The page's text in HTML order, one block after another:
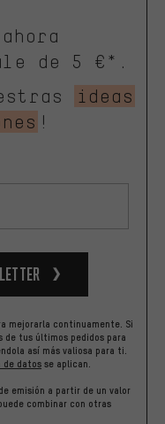
de 5 €*.
ideas
!
mejorarla continuamente. Si
tus últimos pedidos para
así más valiosa para ti.
de datos se aplican.
emisión a partir de un valor
combinar con otras